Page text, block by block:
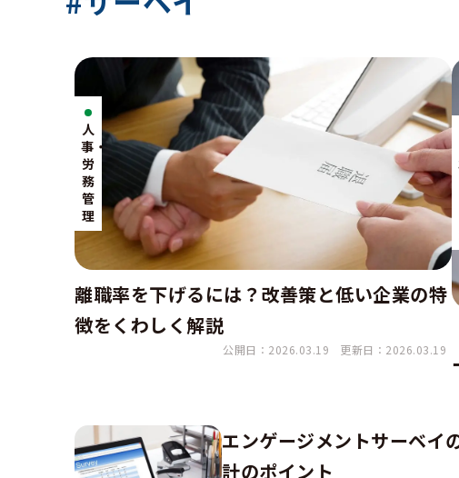
人
事・
労
務
管
理
離職率を下げるには？改善策と低い企業の特
徴をくわしく解説
公開日：2026.03.19 更新日：2026.03.19
エンゲージメントサーベイ
計のポイント